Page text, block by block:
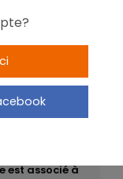
est associé à